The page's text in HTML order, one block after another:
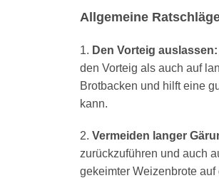
Allgemeine
1. Den Vorteig auslassen:
den Vorteig als auch auf
Brotbacken und hilft eine
kann.
2. Vermeiden langer
zurückzuführen und auch
gekeimter Weizenbrote